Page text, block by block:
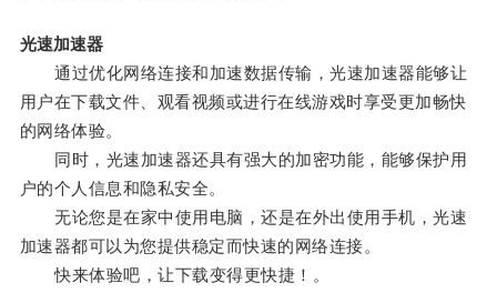
光速加速器
通过优化网络连接和加速数据传输，光速加速器能够让
用户在下载文件、观看视频或进行在线游戏时享受更加畅快
的网络体验。
同时，光速加速器还具有强大的加密功能，能够保护用
户的个人信息和隐私安全。
无论您是在家中使用电脑，还是在外出使用手机，光速
加速器都可以为您提供稳定而快速的网络连接。
快来体验吧，让下载变得更快捷！。